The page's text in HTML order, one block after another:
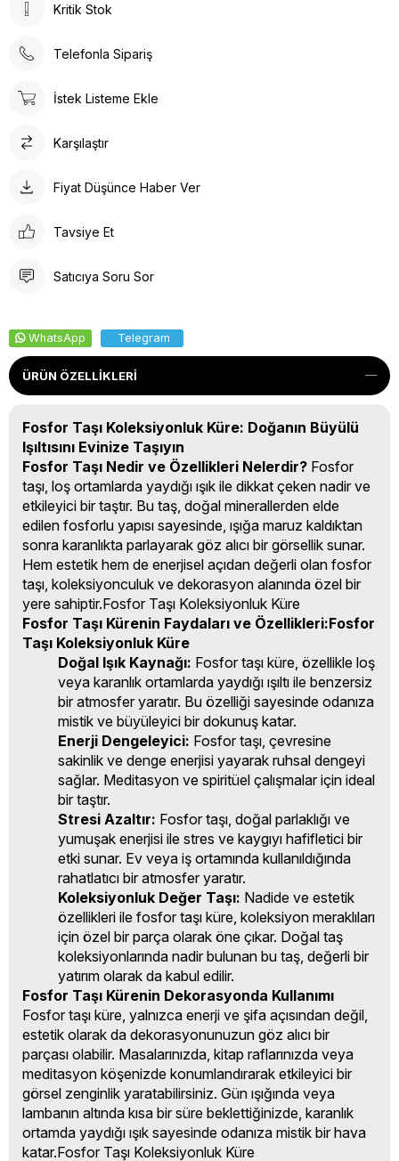
Kritik Stok
Telefonla Sipariş
İstek Listeme Ekle
Karşılaştır
Fiyat Düşünce Haber Ver
Tavsiye Et
Satıcıya Soru Sor
WhatsApp Telegram
ÜRÜN ÖZELLIKLERI
Fosfor Taşı Koleksiyonluk Küre: Doğanın Büyülü
Işıltısını Evinize Taşıyın
Fosfor Taşı Nedir ve Özellikleri Nelerdir? Fosfor
taşı, loş ortamlarda yaydığı ışık ile dikkat çeken nadir ve
etkileyici bir taştır. Bu taş, doğal minerallerden elde
edilen fosforlu yapısı sayesinde, ışığa maruz kaldıktan
sonra karanlıkta parlayarak göz alıcı bir görsellik sunar.
Hem estetik hem de enerjisel açıdan değerli olan fosfor
taşı, koleksiyonculuk ve dekorasyon alanında özel bir
yere sahiptir.Fosfor Taşı Koleksiyonluk Küre
Fosfor Taşı Kürenin Faydaları ve Özellikleri:Fosfor
Taşı Koleksiyonluk Küre
Doğal Işık Kaynağı: Fosfor taşı küre, özellikle loş
veya karanlık ortamlarda yaydığı ışıltı ile benzersiz
bir atmosfer yaratır. Bu özelliği sayesinde odanıza
mistik ve büyüleyici bir dokunuş katar.
Enerji Dengeleyici: Fosfor taşı, çevresine
sakinlik ve denge enerjisi yayarak ruhsal dengeyi
sağlar. Meditasyon ve spiritüel çalışmalar için ideal
bir taştır.
Stresi Azaltır: Fosfor taşı, doğal parlaklığı ve
yumuşak enerjisi ile stres ve kaygıyı hafifletici bir
etki sunar. Ev veya iş ortamında kullanıldığında
rahatlatıcı bir atmosfer yaratır.
Koleksiyonluk Değer Taşı: Nadide ve estetik
özellikleri ile fosfor taşı küre, koleksiyon meraklıları
için özel bir parça olarak öne çıkar. Doğal taş
koleksiyonlarında nadir bulunan bu taş, değerli bir
yatırım olarak da kabul edilir.
Fosfor Taşı Kürenin Dekorasyonda Kullanımı
Fosfor taşı küre, yalnızca enerji ve şifa açısından değil,
estetik olarak da dekorasyonunuzun göz alıcı bir
parçası olabilir. Masalarınızda, kitap raflarınızda veya
meditasyon köşenizde konumlandırarak etkileyici bir
görsel zenginlik yaratabilirsiniz. Gün ışığında veya
lambanın altında kısa bir süre beklettiğinizde, karanlık
ortamda yaydığı ışık sayesinde odanıza mistik bir hava
katar.Fosfor Taşı Koleksiyonluk Küre